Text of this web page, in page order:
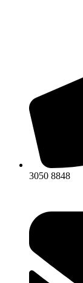
3050 8848